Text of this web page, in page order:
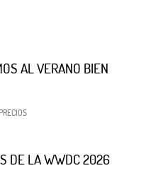
AL VERANO BIEN
DE LA WWDC 2026